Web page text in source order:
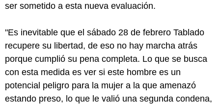
ser sometido a esta nueva evaluación.
"Es inevitable que el sábado 28 de febrero Tablado
recupere su libertad, de eso no hay marcha atrás
porque cumplió su pena completa. Lo que se busca
con esta medida es ver si este hombre es un
potencial peligro para la mujer a la que amenazó
estando preso, lo que le valió una segunda condena,